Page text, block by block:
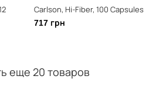
Carlson, Hi-Fiber, 100 Capsules
717 грн
еще 20 товаров